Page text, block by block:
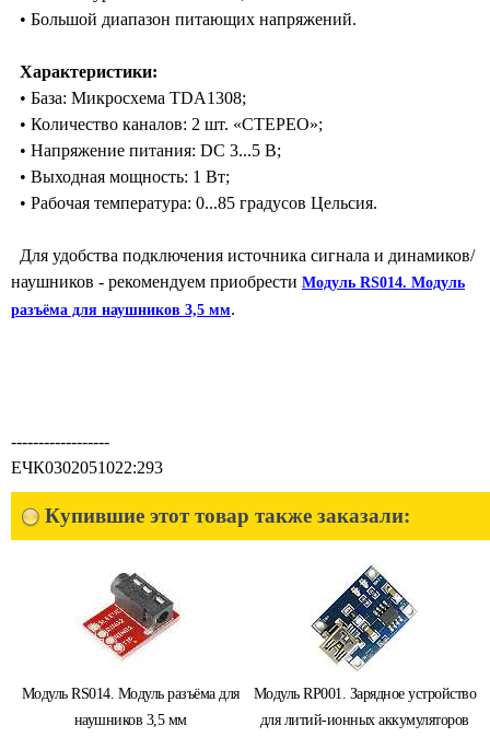
• Большой диапазон питающих напряжений.
Характеристики:
• База: Микросхема TDA1308;
• Количество каналов: 2 шт. «СТЕРЕО»;
• Напряжение питания: DC 3...5 В;
• Выходная мощность: 1 Вт;
• Рабочая температура: 0...85 градусов Цельсия.
Для удобства подключения источника сигнала и динамиков/
наушников - рекомендуем приобрести Модуль RS014. Модуль
разъёма для наушников 3,5 мм.
------------------
ЕЧК0302051022:293
Купившие этот товар также заказали:
Модуль RS014. Модуль разъёма для
наушников 3,5 мм
Модуль RP001. Зарядное устройство
для литий-ионных аккумуляторов